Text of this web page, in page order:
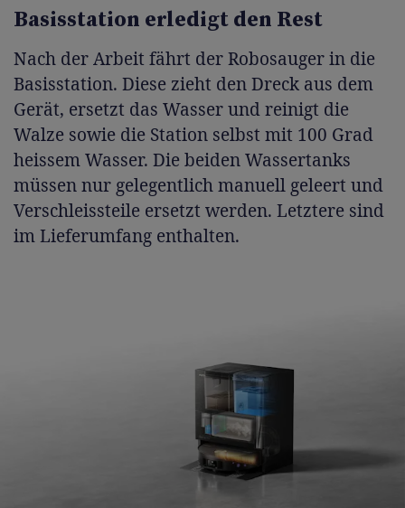
Basisstation erledigt den Rest
Nach der Arbeit fährt der Robosauger in die
Basisstation. Diese zieht den Dreck aus dem
Gerät, ersetzt das Wasser und reinigt die
Walze sowie die Station selbst mit 100 Grad
heissem Wasser. Die beiden Wassertanks
müssen nur gelegentlich manuell geleert und
Verschleissteile ersetzt werden. Letztere sind
im Lieferumfang enthalten.